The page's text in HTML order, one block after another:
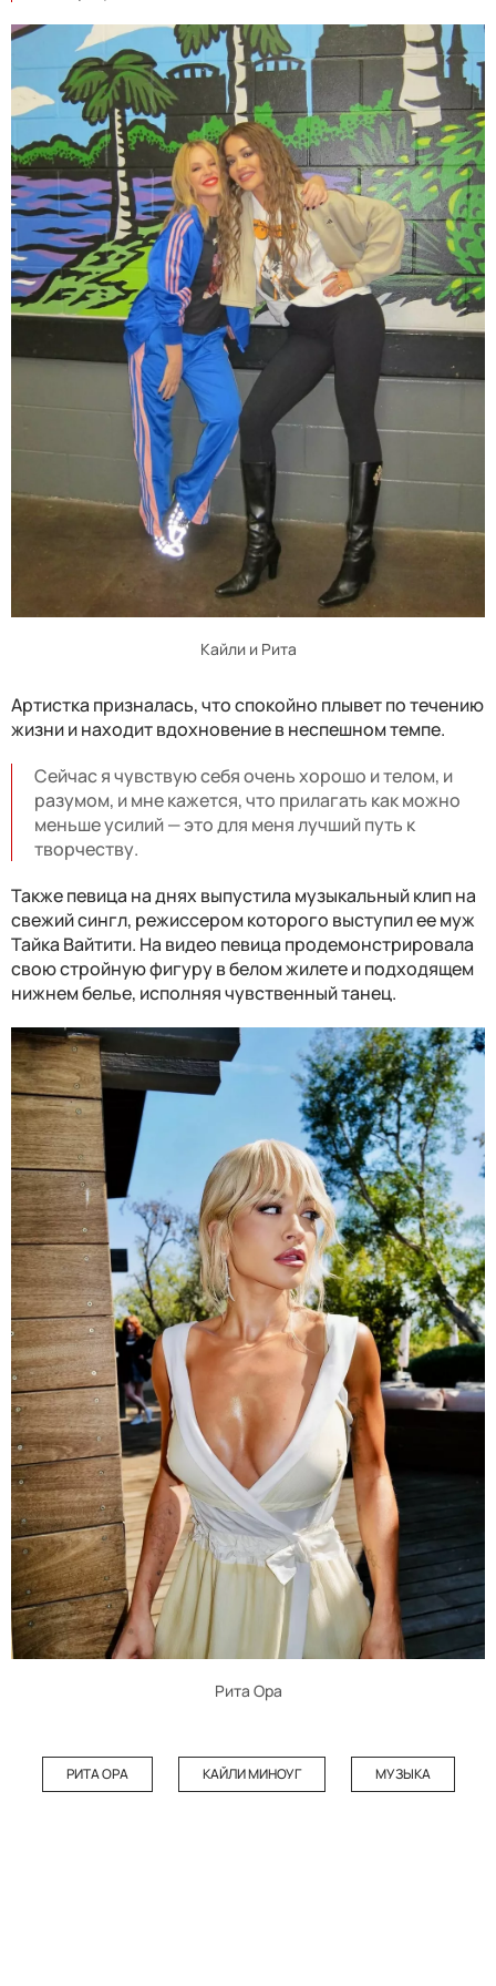
Кайли и Рита
Артистка призналась, что спокойно плывет по течению
жизни и находит вдохновение в неспешном темпе.
Сейчас я чувствую себя очень хорошо и телом, и
разумом, и мне кажется, что прилагать как можно
меньше усилий — это для меня лучший путь к
творчеству.
Также певица на днях выпустила музыкальный клип на
свежий сингл, режиссером которого выступил ее муж
Тайка Вайтити. На видео певица продемонстрировала
свою стройную фигуру в белом жилете и подходящем
нижнем белье, исполняя чувственный танец.
Рита Ора
РИТА ОРА КАЙЛИ МИНОУГ МУЗЫКА